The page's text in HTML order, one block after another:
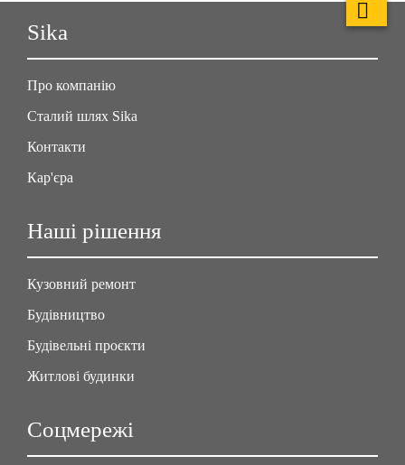
Sika
Про компанію
Сталий шлях Sika
Контакти
Кар'єра
Наші рішення
Кузовний ремонт
Будівництво
Будівельні проєкти
Житлові будинки
Соцмережі